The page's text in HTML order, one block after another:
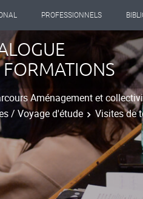
PROFESSIONNELS
FORMATIONS
Aménagement et
/ Voyage d'étude Visites de